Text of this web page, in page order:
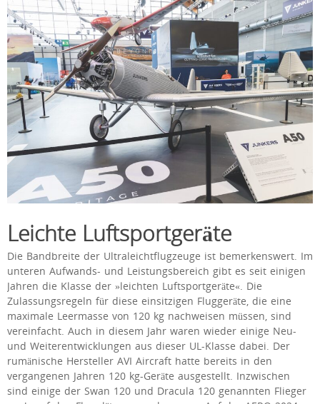
Leichte Luftsportgeräte
Die Bandbreite der Ultraleichtflugzeuge ist bemerkenswert. Im
unteren Aufwands- und Leistungsbereich gibt es seit einigen
Jahren die Klasse der »leichten Luftsportgeräte«. Die
Zulassungsregeln für diese einsitzigen Fluggeräte, die eine
maximale Leermasse von 120 kg nachweisen müssen, sind
vereinfacht. Auch in diesem Jahr waren wieder einige Neu-
und Weiterentwicklungen aus dieser UL-Klasse dabei. Der
rumänische Hersteller AVI Aircraft hatte bereits in den
vergangenen Jahren 120 kg-Geräte ausgestellt. Inzwischen
sind einige der Swan 120 und Dracula 120 genannten Flieger